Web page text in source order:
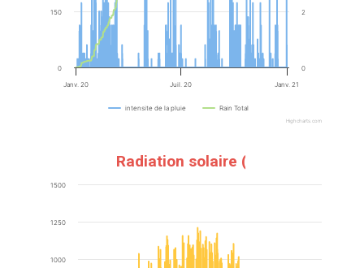
intensite de la pluie Rain Total
Janv. 20 Janv. 21
Juil. 20
0
150
0
2
Highcharts.com
Radiation solaire (w/m)
1000
1250
1500